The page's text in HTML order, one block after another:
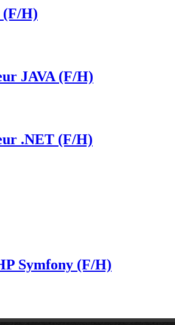
(F/H)
JAVA (F/H)
.NET (F/H)
Symfony (F/H)